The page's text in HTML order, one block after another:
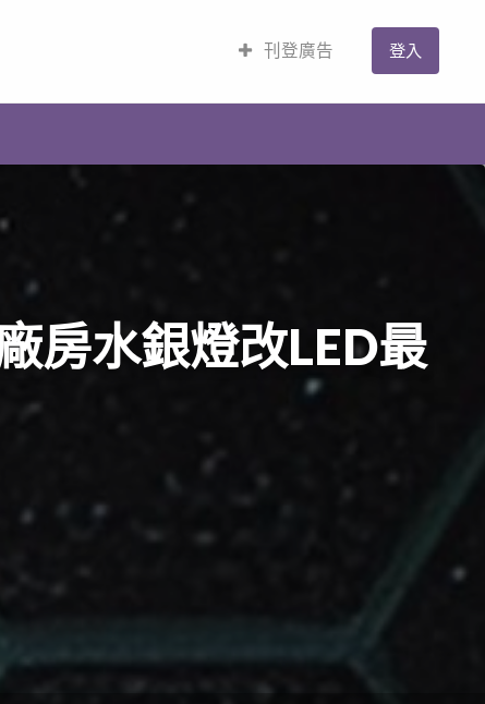
刊登廣告 登入
房水銀燈改LED最